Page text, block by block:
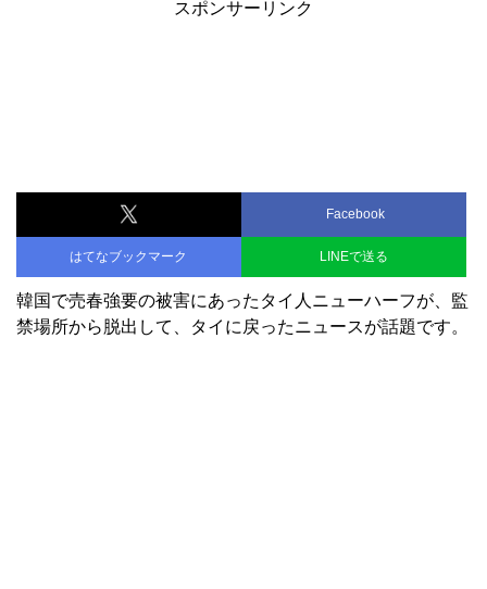
スポンサーリンク
Facebook
はてなブックマーク LINEで送る
韓国で売春強要の被害にあったタイ人ニューハーフが、監
禁場所から脱出して、タイに戻ったニュースが話題です。